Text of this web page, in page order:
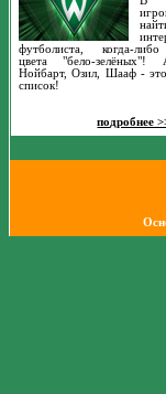
футболиста, когда-
цвета "бело-зелёных"!
Нойбарт, Озил, Шааф - это
список!
подробнее